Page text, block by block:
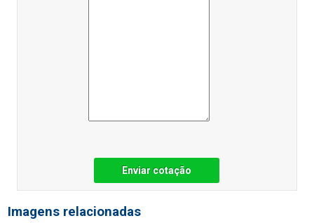
Enviar cotação
Imagens relacionadas